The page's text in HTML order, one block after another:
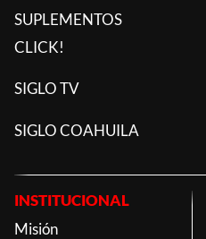
SUPLEMENTOS
CLICK!
SIGLO TV
SIGLO COAHUILA
INSTITUCIONAL
Misión